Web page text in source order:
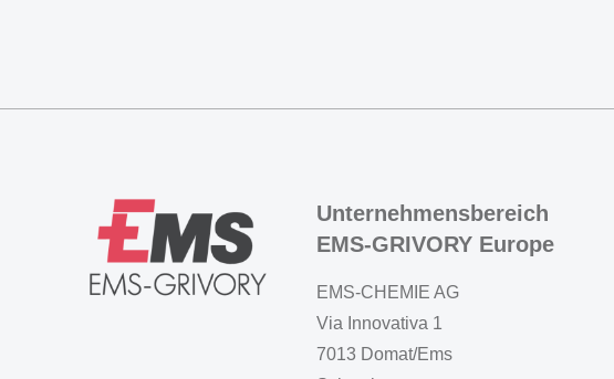
Unternehmensbereich
EMS-GRIVORY Europe
EMS-CHEMIE AG
Via Innovativa 1
7013 Domat/Ems